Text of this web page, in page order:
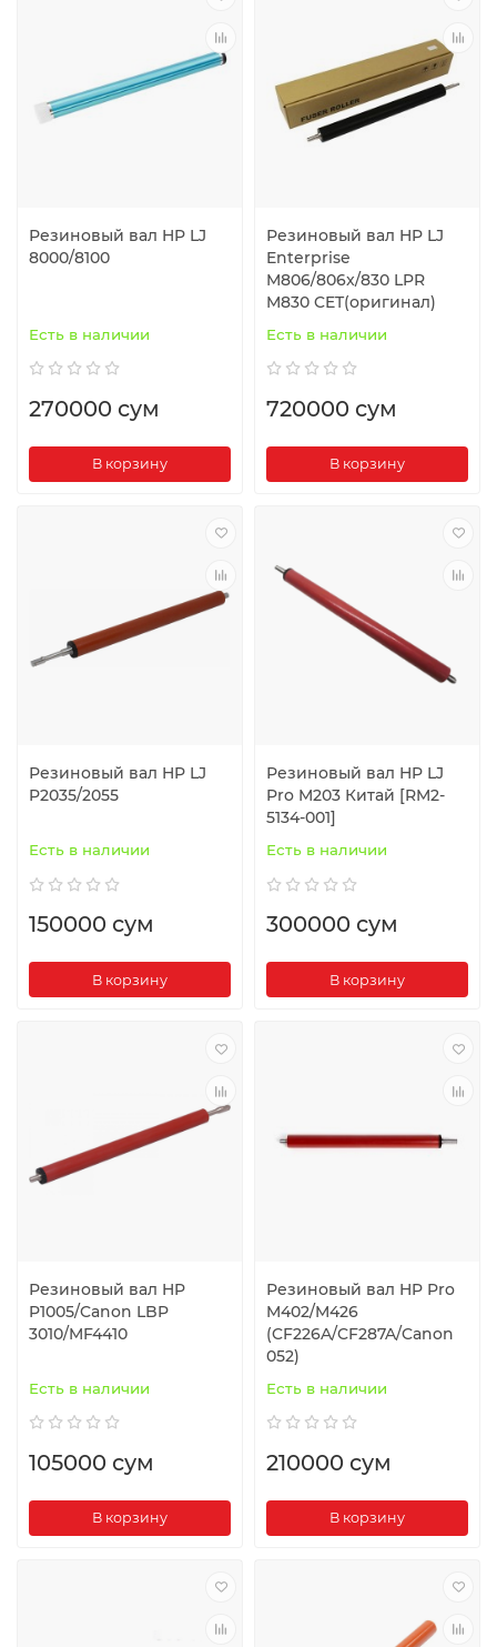
Резиновый вал HP LJ
8000/8100
Есть в наличии
270000 сум
В корзину
Резиновый вал HP LJ
Enterprise
M806/806x/830 LPR
M830 CET(оригинал)
Есть в наличии
720000 сум
В корзину
Резиновый вал HP LJ
P2035/2055
Есть в наличии
150000 сум
В корзину
Резиновый вал HP LJ
Pro M203 Китай [RM2-
5134-001]
Есть в наличии
300000 сум
В корзину
Резиновый вал HP
P1005/Canon LBP
3010/MF4410
Есть в наличии
105000 сум
В корзину
Резиновый вал HP Pro
M402/M426
(CF226A/CF287A/Canon
052)
Есть в наличии
210000 сум
В корзину